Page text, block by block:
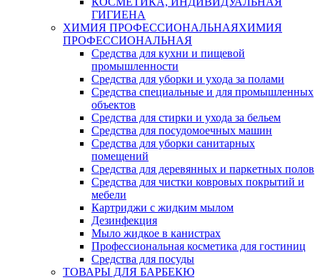
ГИГИЕНА
ХИМИЯ ПРОФЕССИОНАЛЬНАЯХИМИЯ
ПРОФЕССИОНАЛЬНАЯ
Средства для кухни и пищевой
промышленности
Средства для уборки и ухода за полами
Средства специальные и для промышленных
объектов
Средства для стирки и ухода за бельем
Средства для посудомоечных машин
Средства для уборки санитарных
помещений
Средства для деревянных и паркетных полов
Средства для чистки ковровых покрытий и
мебели
Картриджи с жидким мылом
Дезинфекция
Мыло жидкое в канистрах
Профессиональная косметика для гостиниц
Средства для посуды
ТОВАРЫ ДЛЯ БАРБЕКЮ